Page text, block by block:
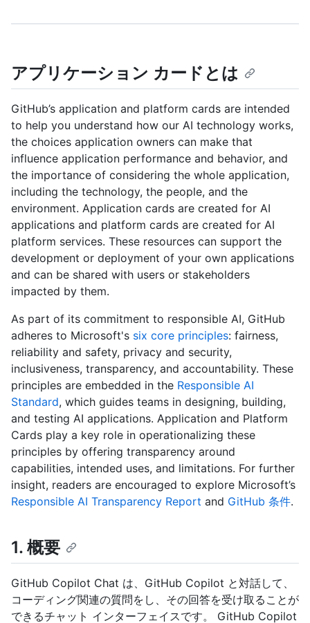
アプリケーション カードとは
GitHub’s application and platform cards are intended
to help you understand how our AI technology works,
the choices application owners can make that
influence application performance and behavior, and
the importance of considering the whole application,
including the technology, the people, and the
environment. Application cards are created for AI
applications and platform cards are created for AI
platform services. These resources can support the
development or deployment of your own applications
and can be shared with users or stakeholders
impacted by them.
As part of its commitment to responsible AI, GitHub
adheres to Microsoft's six core principles: fairness,
reliability and safety, privacy and security,
inclusiveness, transparency, and accountability. These
principles are embedded in the Responsible AI
Standard, which guides teams in designing, building,
and testing AI applications. Application and Platform
Cards play a key role in operationalizing these
principles by offering transparency around
capabilities, intended uses, and limitations. For further
insight, readers are encouraged to explore Microsoft’s
Responsible AI Transparency Report and GitHub 条件.
1. 概要
GitHub Copilot Chat は、GitHub Copilot と対話して、
コーディング関連の質問をし、その回答を受け取ることが
できるチャット インターフェイスです。 GitHub Copilot